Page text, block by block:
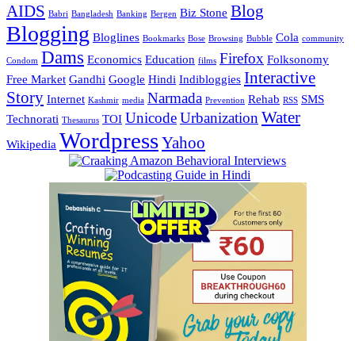
AIDS Babri Bangladesh Banking Bergen Biz Stone Blog
Blogging Bloglines Bookmarks Bose Browsing Bubble Cola community
Condom Dams Economics Education films Firefox Folksonomy
Free Market Gandhi Google Hindi Indibloggies Interactive
Story Internet Kashmir media Narmada Prevention Rehab RSS SMS
Technorati Thesaurus TOI UnicodeUrbanization Water
Wikipedia WordpressYahoo